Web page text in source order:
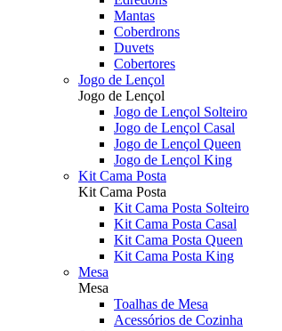
Mantas
Coberdrons
Duvets
Cobertores
Jogo de Lençol
Jogo de Lençol
Jogo de Lençol Solteiro
Jogo de Lençol Casal
Jogo de Lençol Queen
Jogo de Lençol King
Kit Cama Posta
Kit Cama Posta
Kit Cama Posta Solteiro
Kit Cama Posta Casal
Kit Cama Posta Queen
Kit Cama Posta King
Mesa
Mesa
Toalhas de Mesa
Acessórios de Cozinha